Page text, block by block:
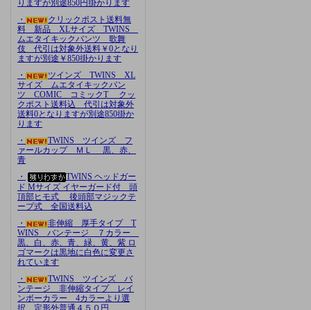
りますが別途850円掛かります
・
クリックポスト送料無
料 新品 XLサイズ TWINS
ムエタイキックパンツ 歌舞
伎 代引は対象外送料￥0となり
ますが別途￥850掛かります
・
ツインズ TWINS XL
サイズ ムエタイキックパン
ツ COMIC コミックT クッ
クポスト送料込 代引は対象外
送料0となりますが別途850掛か
ります
・
TWINS ツインズ フ
ァールカップ ＭＬ 黒、赤、
青
・
TWINS ヘッドガー
ド Mサイズ イヤーガード付 頭
頂部ヒモ式 後頭部マジックテ
ープ式 全国送料込
・
非伸縮 厚手タイプ T
WINS バンテージ ７カラー
黒、白、赤、青、緑、黄、紫 ロ
ゴマークは黒地に白色に変更さ
れています
・
TWINS ツインズ バ
ンテージ 非伸縮タイプ レイ
ンボーカラー 4カラーより選